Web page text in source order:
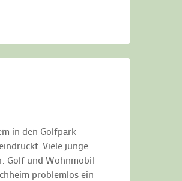
in den Golfpark
Viele junge
Golf und Wohnmobil -
problemlos ein